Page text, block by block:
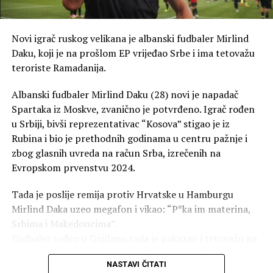
antioksidanasa koji štite ćelije od oksidativnog stresa i
pomažu normalnom funkcionisanju imunog sistema.
i vekovima se koristi kao podrška varenju.Manje kalorija i
bez mleka čini ovaj sorbet idealnim za sve koji paze na
ishranu i žele laganu, citrusnu i osvežavajuću aromu
tokom vrelih letnjih dana.
Novak Đoković još jednom je pokazao da se vrhunski
rezultati i briga o zdravlju mogu savršeno uskladiti, a
kao primjer svima, prenosi Telegraf.
Inače, jednom prilikom je Jelena Đoković govorila o
razvodi šest puta dnevno”.
Novi igrač ruskog velikana je albanski fudbaler Mirlind
Daku, koji je na prošlom EP vrijeđao Srbe i ima tetovažu
teroriste Ramadanija.
Albanski fudbaler Mirlind Daku (28) novi je napadač
Spartaka iz Moskve, zvanično je potvrđeno. Igrač rođen
u Srbiji, bivši reprezentativac “Kosova” stigao je iz
Rubina i bio je prethodnih godinama u centru pažnje i
zbog glasnih uvreda na račun Srba, izrečenih na
Evropskom prvenstvu 2024.
Tada je poslije remija protiv Hrvatske u Hamburgu
Mirlind Daka uzeo megafon i vikao: “P*ka im materina,
Srbima i Makedoncima”.
svom tijelu, posvećenu Agimu Ramadaniju, “Katani”. U
pitanju je terorista takozvane Oslobodilačke vojske
NASTAVI ČITATI